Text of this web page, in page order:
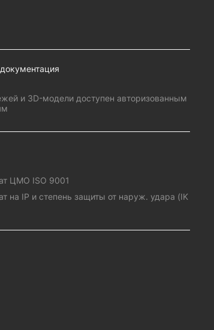
и 3D-модели доступен авторизованным
ЦМО ISO 9001
на IP и степень защиты от наруж. удара (IK